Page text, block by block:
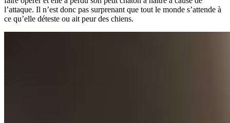
l’attaque. Il n’est donc pas surprenant que tout le monde s’attende à
ce qu’elle déteste ou ait peur des chiens.